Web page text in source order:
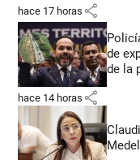
hace 17 horas share
de
de la
hace 14 horas share